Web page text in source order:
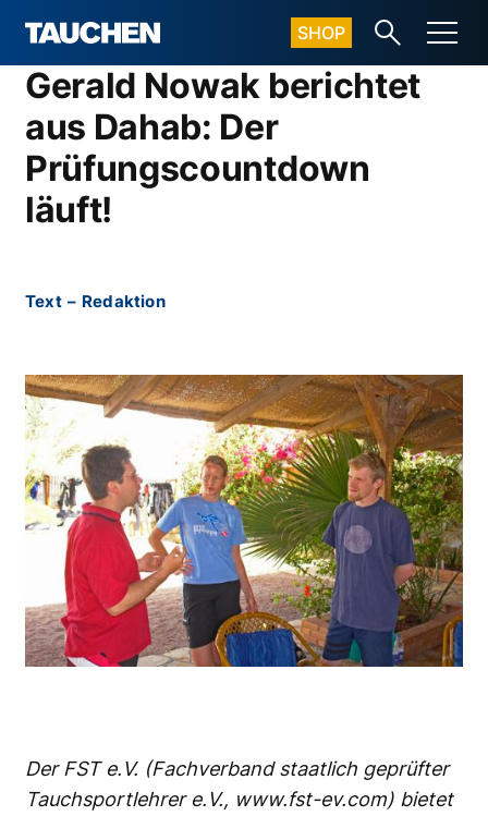
SHOP
Gerald Nowak berichtet
aus Dahab: Der
Prüfungscountdown
läuft!
Text – Redaktion
Der FST e.V. (Fachverband staatlich geprüfter
Tauchsportlehrer e.V., www.fst-ev.com) bietet